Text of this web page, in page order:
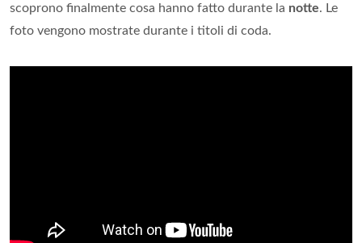
scoprono finalmente cosa hanno fatto durante la notte. Le
foto vengono mostrate durante i titoli di coda.